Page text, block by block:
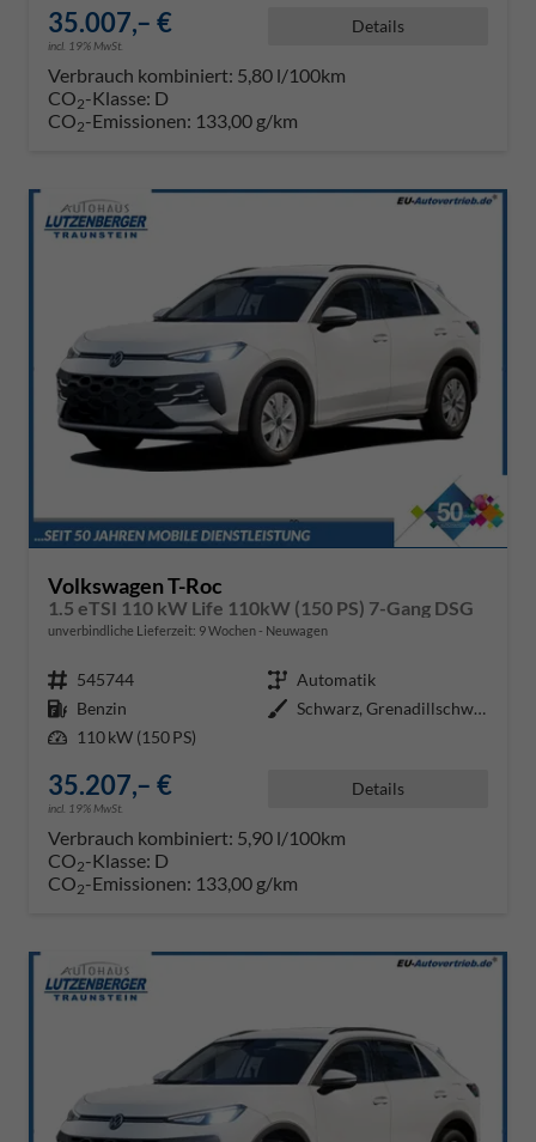
35.007,– €
incl. 19% MwSt.
Details
Verbrauch kombiniert: 5,80 l/100km
CO2-Klasse: D
CO2-Emissionen: 133,00 g/km
Volkswagen T-Roc
1.5 eTSI 110 kW Life 110kW (150 PS) 7-Gang DSG
unverbindliche Lieferzeit: 9 Wochen Neuwagen
Fahrzeugnr. 545744 Getriebe Automatik
Kraftstoff Benzin Außenfarbe
Schwarz, Grenadillschwarz Metall
Leistung 110 kW (150 PS)
35.207,– €
incl. 19% MwSt.
Details
Verbrauch kombiniert: 5,90 l/100km
CO2-Klasse: D
CO2-Emissionen: 133,00 g/km